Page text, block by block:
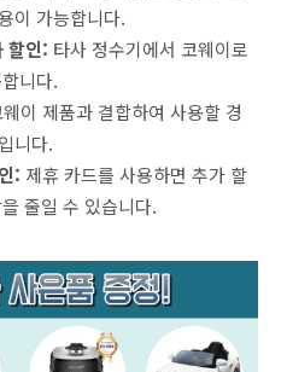
이 가능합니다.
할인: 타사 정수기에서 코웨이로
니다.
웨이 제품과 결합하여 사용할 경
니다.
: 제휴 카드를 사용하면 추가 할
줄일 수 있습니다.